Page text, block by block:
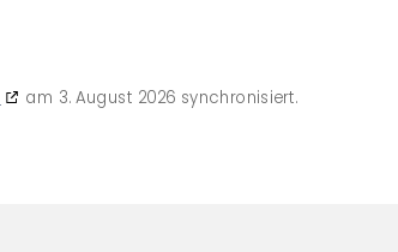
am 3. August 2026 synchronisiert.